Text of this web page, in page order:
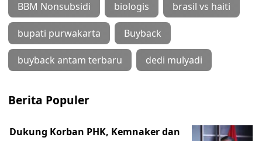
BBM Nonsubsidi biologis brasil vs haiti
bupati purwakarta Buyback
buyback antam terbaru dedi mulyadi
Berita Populer
Dukung Korban PHK, Kemnaker dan